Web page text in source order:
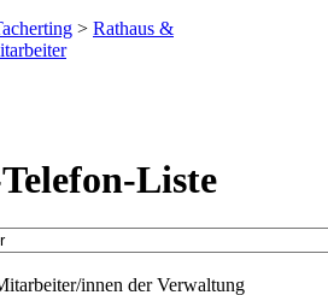
> Rathaus &
Liste
innen der Verwaltung